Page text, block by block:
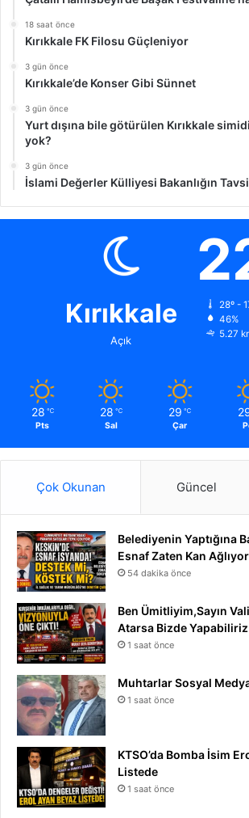
18 saat önce
Kırıkkale FK Filosu Güçleniyor
3 gün önce
Kırıkkale’de Konser Gibi Sünnet
3 gün önce
Yurt dışına bile götürülen Kırıkkale
yok?
3 gün önce
İslami Değerler Külliyesi Bakanlığın
Kırıkkale
Açık
28º -
46%
5.27
28 ℃
Pts
28 ℃
Sal
29 ℃
Çar
Çok Okunan Güncel
Belediyenin Yaptığına
Esnaf Zaten Kan
54 dakika önce
Ben Ümitliyim,Sayın
Atarsa Bizde Yapabiliriz
1 saat önce
Muhtarlar Sosyal
1 saat önce
KTSO’da Bomba İsim
Listede
1 saat önce